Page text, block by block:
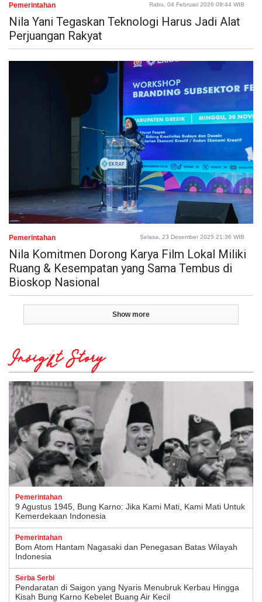
Pemerintahan Rabu, 04 Februari 2026 09:44 WIB
Nila Yani Tegaskan Teknologi Harus Jadi Alat
Perjuangan Rakyat
Pemerintahan Selasa, 23 Desember 2025 21:36 WIB
Nila Komitmen Dorong Karya Film Lokal Miliki
Ruang & Kesempatan yang Sama Tembus di
Bioskop Nasional
Show more
Insight Story
Pemerintahan
9 Agustus 1945, Bung Karno: Jika Kami Mati, Kami Mati Untuk
Kemerdekaan Indonesia
Pemerintahan
Bom Atom Hantam Nagasaki dan Penegasan Batas Wilayah
Indonesia
Serba Serbi
Pendaratan di Saigon yang Nyaris Menubruk Kerbau Hingga
Kisah Bung Karno Kebelet Buang Air Kecil